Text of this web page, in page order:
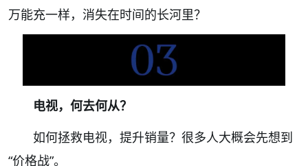
万能充一样，消失在时间的长河里？
电视，何去何从？
如何拯救电视，提升销量？ 很多人大概会先想到
“价格战”。